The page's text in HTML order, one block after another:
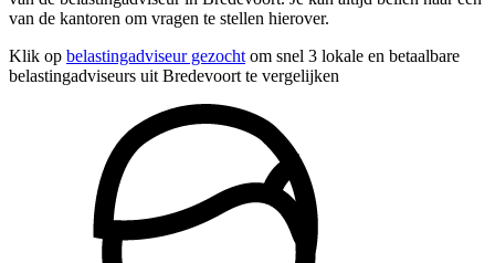
van de kantoren om vragen te stellen hierover.
Klik op belastingadviseur gezocht om snel 3 lokale en betaalbare
belastingadviseurs uit Bredevoort te vergelijken